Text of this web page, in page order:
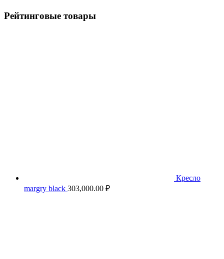
Рейтинговые товары
Кресло
margry black 303,000.00 ₽